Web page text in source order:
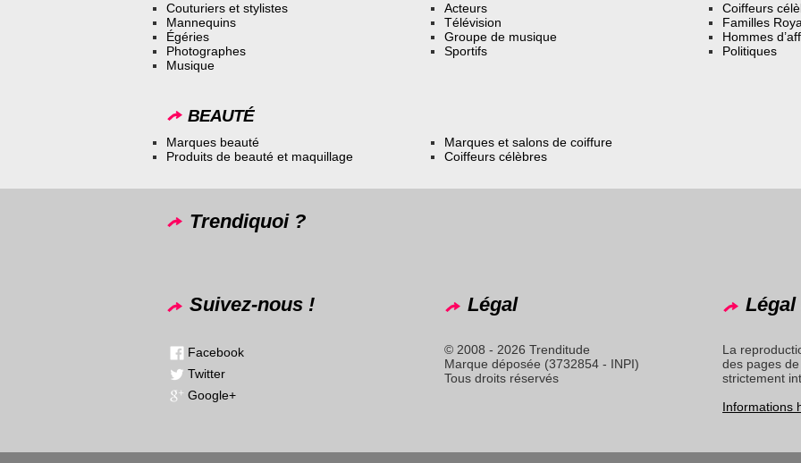
Couturiers et stylistes
Mannequins
Égéries
Photographes
Musique
Acteurs
Télévision
Groupe de musique
Sportifs
Coiffeurs
Familles
Hommes
Politiques
BEAUTÉ
Marques beauté
Produits de beauté et maquillage
Marques et salons de coiffure
Coiffeurs célèbres
Trendiquoi ?
Suivez-nous !
Facebook
Twitter
Google+
Légal
© 2008 - 2026 Trenditude
Marque déposée (3732854 - INPI)
Tous droits réservés
Légal
La
des pages
strictement
Informations